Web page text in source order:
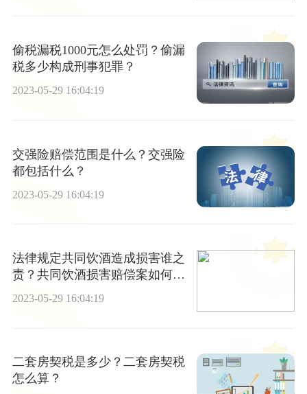
偷税漏税1000元怎么处罚？偷漏
税多少构成刑事犯罪？
2023-05-29 16:04:19
交强险赔偿范围是什么？交强险
都包括什么？
2023-05-29 16:04:19
法律规定共同饮酒造成损害谁之
责？共同饮酒损害赔偿案如何审
判？
2023-05-29 16:04:19
二套房契税是多少？二套房契税
怎么算？